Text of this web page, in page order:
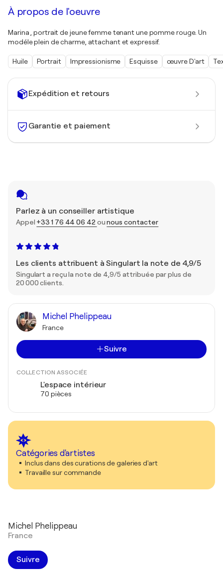
Expédition et retours
Garantie et paiement
Parlez à un conseiller artistique
Appel +33 1 76 44 06 42 ounous contacter
Les clients attribuent à Singulart la note de 4,9/5
Singulart a reçu la note de 4,9/5 attribuée par plus de
20 000 clients.
Michel Phelippeau
France
Suivre
COLLECTION ASSOCIÉE
L'espace intérieur
70 pièces
Catégories d'artistes
Inclus dans des curations de galeries d'art
Travaille sur commande
À propos de l'oeuvre
Marina , portrait de jeune femme tenant une pomme rouge. Un
modéle plein de charme, attachant et expressif.
Huile Portrait Impressionisme Esquisse œuvre D'art
Michel Phelippeau
France
Suivre